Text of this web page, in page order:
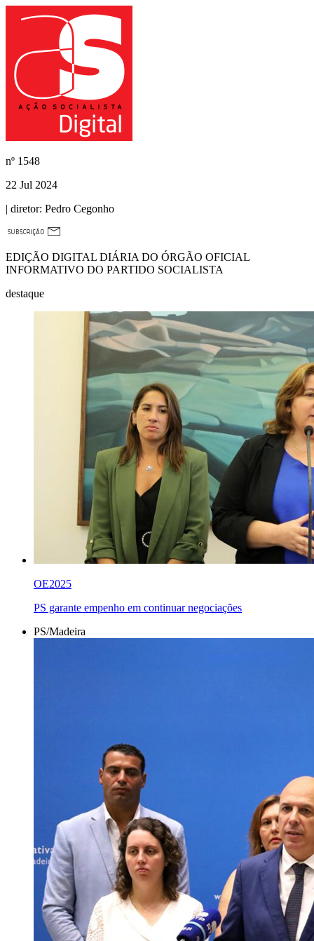
nº 1548
22 Jul 2024
| diretor: Pedro Cegonho
EDIÇÃO DIGITAL DIÁRIA DO ÓRGÃO OFICIAL
INFORMATIVO DO PARTIDO SOCIALISTA
destaque
OE2025
PS garante empenho em continuar negociações
PS/Madeira